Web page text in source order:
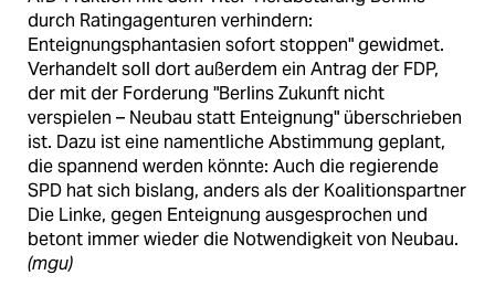
durch Ratingagenturen verhindern:
Enteignungsphantasien sofort stoppen" gewidmet.
Verhandelt soll dort außerdem ein Antrag der FDP,
der mit der Forderung "Berlins Zukunft nicht
verspielen – Neubau statt Enteignung" überschrieben
ist. Dazu ist eine namentliche Abstimmung geplant,
die spannend werden könnte: Auch die regierende
SPD hat sich bislang, anders als der Koalitionspartner
Die Linke, gegen Enteignung ausgesprochen und
betont immer wieder die Notwendigkeit von Neubau.
(mgu)